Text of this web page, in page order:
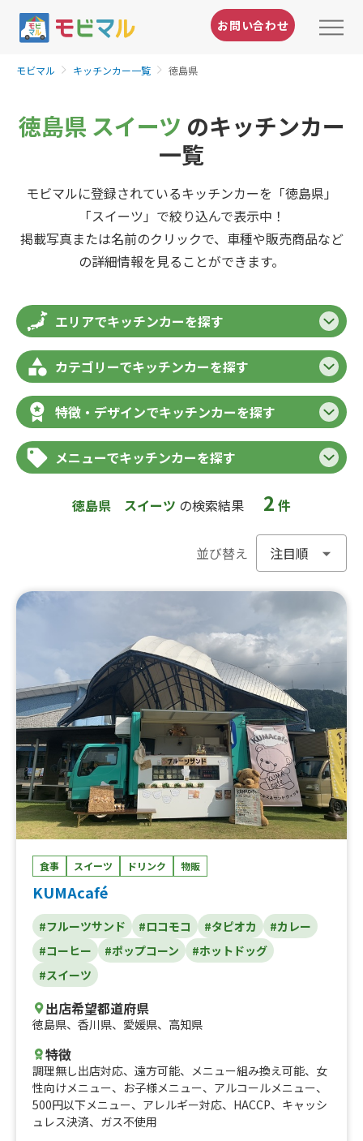
お問い合わせ
モビマル キッチンカー一覧 徳島県
徳島県 スイーツ のキッチンカー
一覧
モビマルに登録されているキッチンカーを「徳島県」
「スイーツ」で絞り込んで表示中！
掲載写真または名前のクリックで、車種や販売商品など
の詳細情報を見ることができます。
エリアでキッチンカーを探す
カテゴリーでキッチンカーを探す
特徴・デザインでキッチンカーを探す
メニューでキッチンカーを探す
徳島県 スイーツ の検索結果 2 件
並び替え
食事 スイーツ ドリンク 物販
KUMAcafé
#フルーツサンド #ロコモコ #タピオカ
#カレー
#コーヒー
#ポップコーン
#ホットドッグ
#スイーツ
出店希望都道府県
徳島県、 香川県、 愛媛県、 高知県
特徴
調理無し出店対応、 遠方可能、 メニュー組み換え可能、 女
性向けメニュー、 お子様メニュー、 アルコールメニュー、
500円以下メニュー、 アレルギー対応、 HACCP、 キャッシ
ュレス決済、 ガス不使用